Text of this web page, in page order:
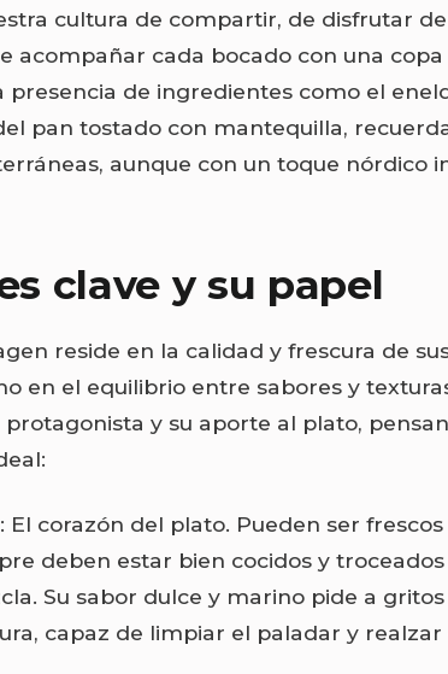
cultura de compartir, de disfrutar
acompañar cada bocado con una copa
presencia de ingredientes como el
pan tostado con mantequilla,
aunque con un toque nórdico
clave y su papel
reside en la calidad y frescura de
en el equilibrio entre sabores y
protagonista y su aporte al plato,
: El corazón del plato. Pueden ser frescos
deben estar bien cocidos y troceados
Su sabor dulce y marino pide a
capaz de limpiar el paladar y